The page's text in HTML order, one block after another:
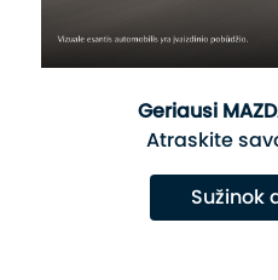
Geriausi
Atraskite
Sužinok